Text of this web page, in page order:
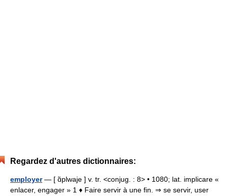
Regardez d'autres dictionnaires:
employer— [ ɑ̃plwaje ] v. tr. <conjug. : 8> • 1080; lat. implicare «
enlacer, engager » 1 ♦ Faire servir à une fin. ⇒ se servir, user